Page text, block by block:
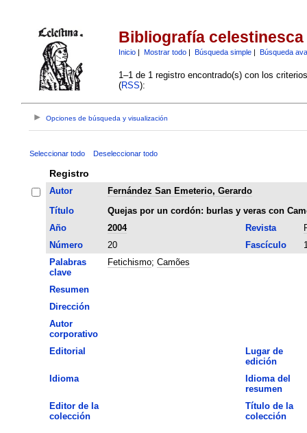
Bibliografía celestinesca
Inicio| Mostrar todo| Búsqueda simple| Búsqueda
1–1 de 1 registro encontrado(s) con los
(RSS):
Opciones de búsqueda y visualización
Seleccionar todo Deseleccionar todo
Registro
Autor
Fernández San Emeterio, Gerardo
Título
Quejas por un cordón: burlas y veras con
Año
2004 Revista
Número
20 Fascículo
Palabras
clave
Fetichismo; Camões
Resumen
Dirección
Autor
corporativo
Editorial
Lugar de
edición
Idioma
Idioma del
resumen
Editor de la
colección
Título de la
colección